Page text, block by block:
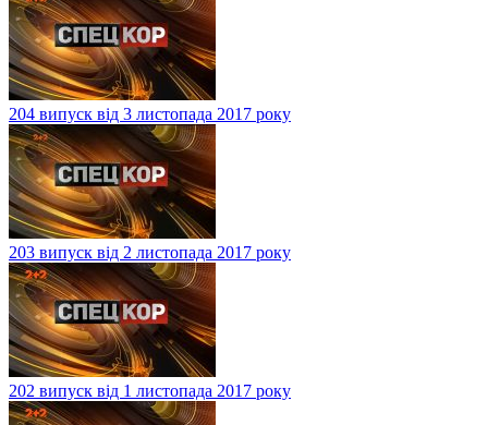
204 випуск від 3 листопада 2017 року
203 випуск від 2 листопада 2017 року
202 випуск від 1 листопада 2017 року